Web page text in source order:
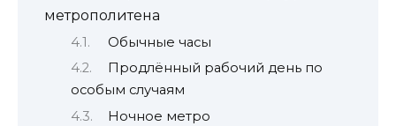
метрополитена
Обычные часы
Продлённый рабочий день по
особым случаям
Ночное метро